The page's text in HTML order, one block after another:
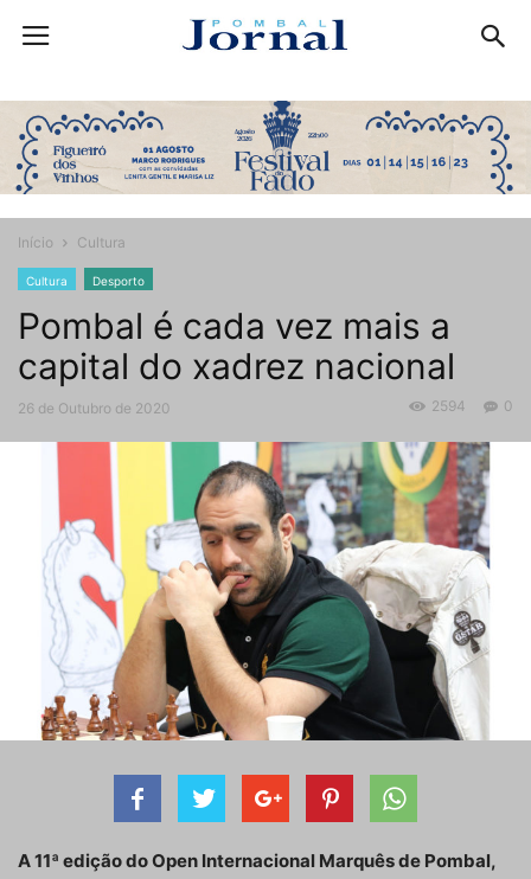
Início Cultura
Cultura Desporto
Pombal é cada vez mais a
capital do xadrez nacional
26 de Outubro de 2020 0
2594
A 11ª edição do Open Internacional Marquês de Pombal,